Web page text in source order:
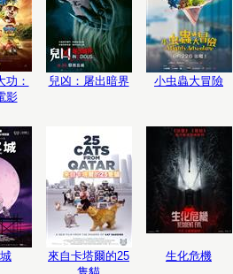
功：
影
兒凶：屠出暗界 小虫蟲大冒險
來自卡塔爾的25
生化危機